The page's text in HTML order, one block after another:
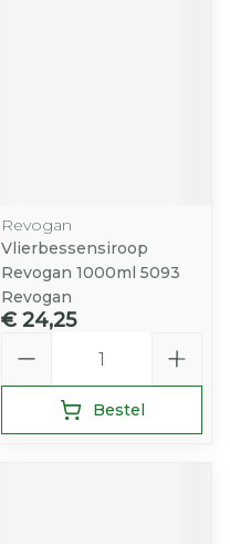
Revogan
Vlierbessensiroop
Revogan 1000ml 5093
Revogan
€ 24,25
Bestel